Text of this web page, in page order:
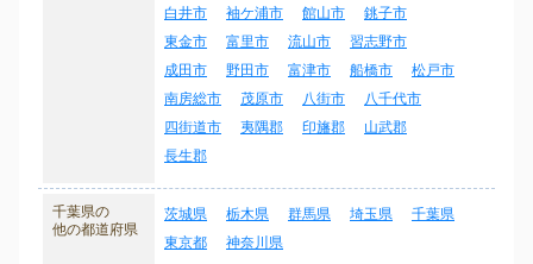
白井市
袖ケ浦市 館山市
銚子市
東金市
富里市 流山市
習志野市
成田市
野田市 富津市 船橋市
松戸市
南房総市
茂原市 八街市
八千代市
四街道市
夷隅郡 印旛郡
山武郡
長生郡
千葉県の
他の都道府県
茨城県 栃木県 群馬県 埼玉県
千葉県
東京都
神奈川県